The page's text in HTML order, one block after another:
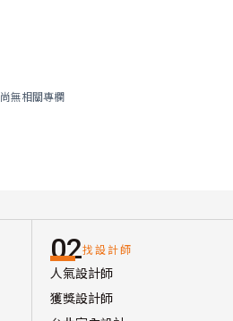
尚無相關專欄
02找設計師
人氣設計師
獲獎設計師